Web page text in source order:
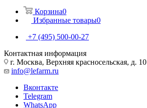
Корзина0
Избранные товары0
+7 (495) 500-00-27
Контактная информация
г. Москва, Верхняя красносельская, д. 10
info@lefarm.ru
Вконтакте
Telegram
WhatsApp